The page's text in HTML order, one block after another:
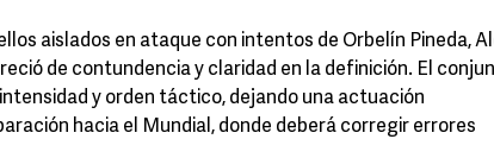
aislados en ataque con intentos de Orbelín Pineda,
de contundencia y claridad en la definición. El
y orden táctico, dejando una actuación
hacia el Mundial, donde deberá corregir errores